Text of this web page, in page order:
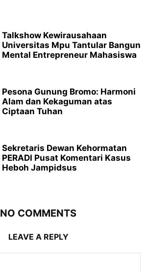
Talkshow Kewirausahaan
Universitas Mpu Tantular Bangun
Mental Entrepreneur Mahasiswa
Pesona Gunung Bromo: Harmoni
Alam dan Kekaguman atas
Ciptaan Tuhan
Sekretaris Dewan Kehormatan
PERADI Pusat Komentari Kasus
Heboh Jampidsus
NO COMMENTS
LEAVE A REPLY